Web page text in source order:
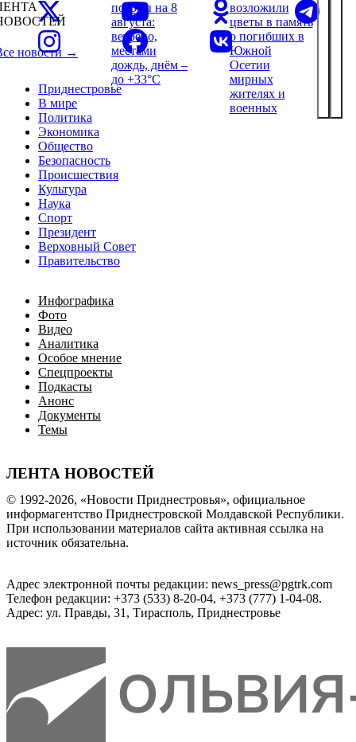
Приднестровье
В мире
Политика
Экономика
Общество
Безопасность
Происшествия
Культура
Наука
Спорт
Президент
Верховный Совет
Правительство
Инфографика
Фото
Видео
Аналитика
Особое мнение
Спецпроекты
Подкасты
Анонс
Документы
Темы
ЛЕНТА НОВОСТЕЙ
новости →
погоды на 8
августа:
ветрено,
местами
дождь, днём –
до +33°С
возложили
цветы в память
о погибших в
Южной
Осетии
мирных
жителях и
военных
© 1992-2026, «Новости Приднестровья», официальное
информагентство Приднестровской Молдавской Республики.
При использовании материалов сайта активная ссылка на
источник обязательна.
Адрес электронной почты редакции: news_press@pgtrk.com
Телефон редакции: +373 (533) 8-20-04, +373 (777) 1-04-08.
Адрес: ул. Правды, 31, Тирасполь, Приднестровье